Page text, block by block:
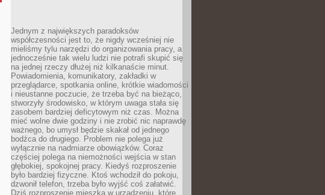
Jednym z największych paradoksów
współczesności jest to, że nigdy wcześniej nie
mieliśmy tylu narzędzi do organizowania pracy, a
jednocześnie tak wielu ludzi nie potrafi skupić się
na jednej rzeczy dłużej niż kilkanaście minut.
Powiadomienia, komunikatory, zakładki w
przeglądarce, spotkania online, krótkie wiadomości
i nieustanne poczucie, że trzeba być na bieżąco,
stworzyły środowisko, w którym uwaga stała się
zasobem bardziej deficytowym niż czas. Można
mieć wolne dwie godziny i nie zrobić nic naprawdę
ważnego, bo umysł będzie skakał od jednego
bodźca do drugiego. Problem nie polega już
wyłącznie na nadmiarze obowiązków. Coraz
częściej polega na niemożności wejścia w stan
głębokiej, spokojnej pracy. Kiedyś rozproszenie
było bardziej fizyczne. Ktoś wchodził do pokoju,
dzwonił telefon, trzeba było wyjść coś załatwić.
Dziś rozproszenie mieszka w urządzeniu, które